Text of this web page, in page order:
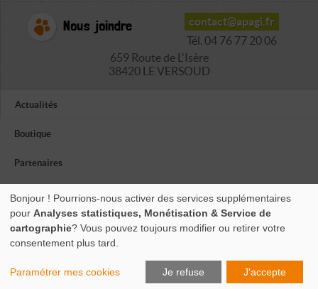
Nous joindre
contact@apagi.fr
Tél. 04 76 77 20 06
659 Route de L'Isère
38420 LE VERSOUD
Actualités
Boutique
Partenaires
Autres associations
Infos utiles
Mentions légales
Bonjour ! Pourrions-nous activer des services supplémentaires
pour Analyses statistiques, Monétisation & Service de
cartographie? Vous pouvez toujours modifier ou retirer votre
consentement plus tard.
Paramétrer mes cookies Je refuse J'accepte